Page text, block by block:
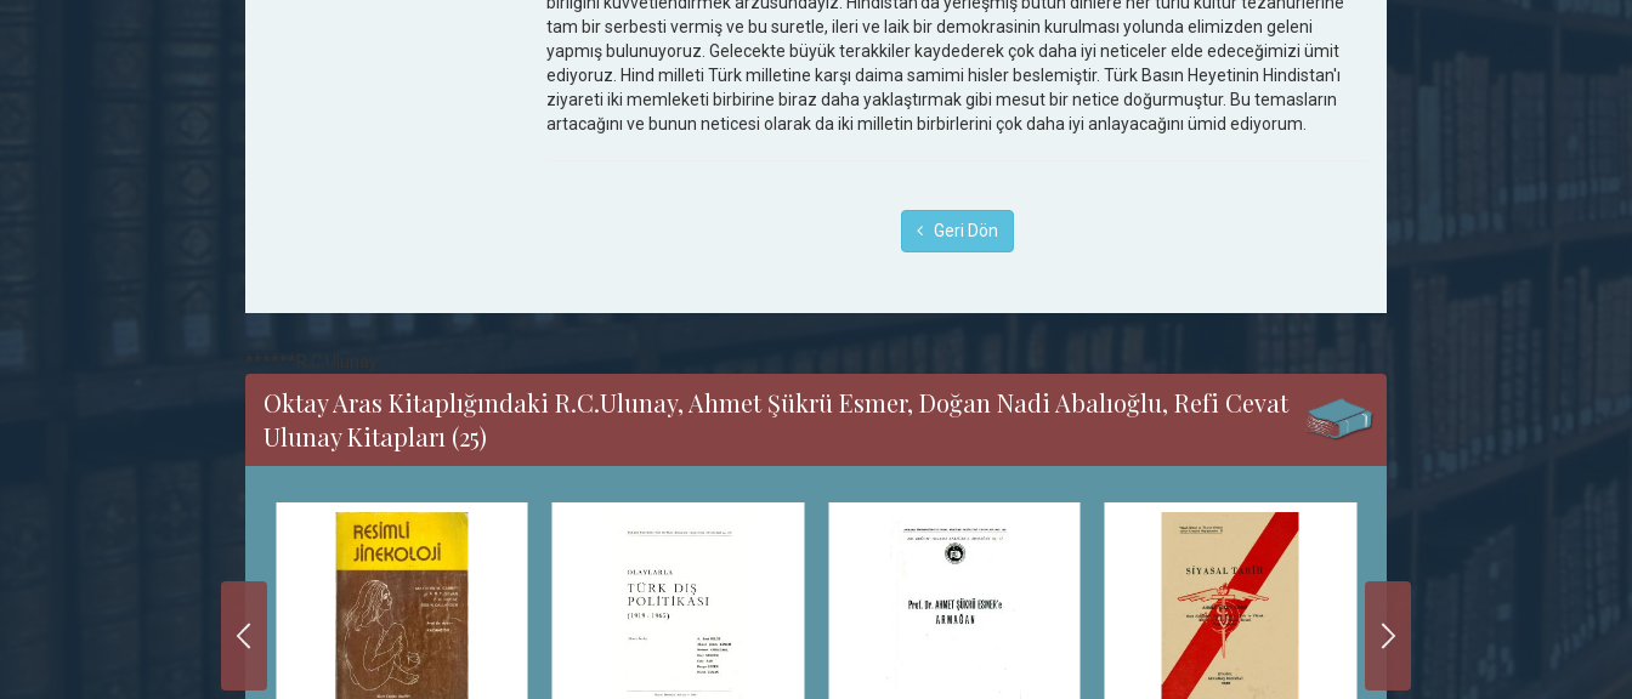
tam bir serbesti vermiş ve bu suretle, ileri ve laik bir demokrasinin kurulması yolunda elimizden geleni
yapmış bulunuyoruz. Gelecekte büyük terakkiler kaydederek çok daha iyi neticeler elde edeceğimizi ümit
ediyoruz. Hind milleti Türk milletine karşı daima samimi hisler beslemiştir. Türk Basın Heyetinin Hindistan'ı
ziyareti iki memleketi birbirine biraz daha yaklaştırmak gibi mesut bir netice doğurmuştur. Bu temasların
artacağını ve bunun neticesi olarak da iki milletin birbirlerini çok daha iyi anlayacağını ümid ediyorum.
Geri Dön
Oktay Aras Kitaplığındaki R.C.Ulunay, Ahmet Şükrü Esmer, Doğan Nadi Abalıoğlu, Refi Cevat
Ulunay Kitapları (25)